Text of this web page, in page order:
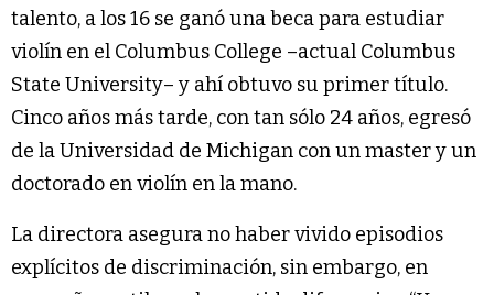
talento, a los 16 se ganó una beca para estudiar
violín en el Columbus College –actual Columbus
State University– y ahí obtuvo su primer título.
Cinco años más tarde, con tan sólo 24 años, egresó
de la Universidad de Michigan con un master y un
doctorado en violín en la mano.
La directora asegura no haber vivido episodios
explícitos de discriminación, sin embargo, en